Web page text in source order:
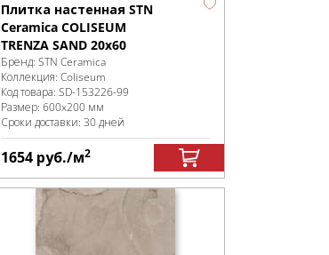
Плитка настенная STN
Ceramica COLISEUM
TRENZA SAND 20x60
Бренд: STN Ceramica
Коллекция: Coliseum
Код товара: SD-153226-99
Размер: 600x200 мм
Сроки доставки: 30 дней
1654 руб./м2